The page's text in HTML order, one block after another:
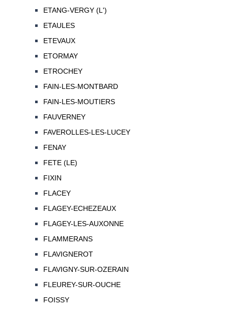
ETANG-VERGY (L')
ETAULES
ETEVAUX
ETORMAY
ETROCHEY
FAIN-LES-MONTBARD
FAIN-LES-MOUTIERS
FAUVERNEY
FAVEROLLES-LES-LUCEY
FENAY
FETE (LE)
FIXIN
FLACEY
FLAGEY-ECHEZEAUX
FLAGEY-LES-AUXONNE
FLAMMERANS
FLAVIGNEROT
FLAVIGNY-SUR-OZERAIN
FLEUREY-SUR-OUCHE
FOISSY